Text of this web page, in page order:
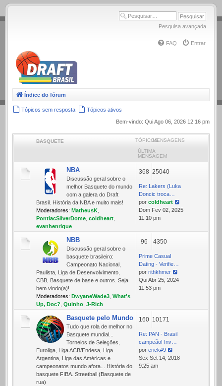
.
Pesquisa avançada
FAQ Entrar
Índice do fórum
Tópicos sem resposta
Tópicos ativos
Bem-vindo: Qui Ago 06, 2026 12:16 pm
BASQUETE TÓPICOSMENSAGENS
ÚLTIMA
MENSAGEM
NBA
Discussão geral sobre o
melhor Basquete do mundo
com a galera do Draft
Brasil. História da NBA e muito mais!
Moderadores: MatheusK
PontiacSilverDome coldheart
evanhenrique
368 25040
Re: Lakers (Luka
Doncic troca…
por coldheart
Ver
última
Dom Fev 02, 2025
11:10 pm
NBB
Discussão geral sobre o
basquete brasileiro:
Campeonato Nacional,
Paulista, Liga de Desenvolvimento,
CBB, Basquete de base e outros. Seja
bem vindo(a)!
Moderadores: DwyaneWade3 What's
Up, Doc? Quinho J-Rich
96 4350
Prime Сasual
Dating - Verifie…
por rithkhmer
Ver
última
Qui Abr 25, 2024
11:53 pm
Basquete pelo Mundo
Tudo que rola de melhor no
Basquete mundial...
Torneios de Seleções,
Euroliga, Liga ACB/Endesa, Liga
Argentina, Liga das Américas e
campeonatos mundo afora... História do
basquete FIBA. Streetball (Basquete de
rua)
160 10171
Re: PAN - Brasil
campeão! Inv…
por erick#9
Ver
última
Sex Set 14, 2018
9:25 am